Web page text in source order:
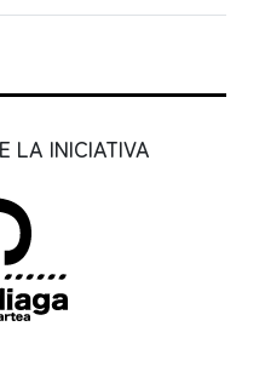
LA INICIATIVA